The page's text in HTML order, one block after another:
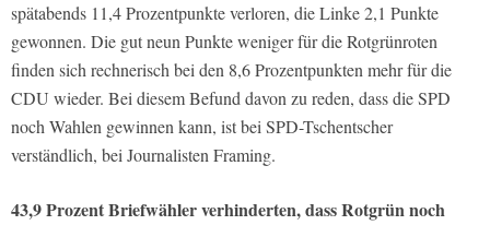
spätabends 11,4 Prozentpunkte verloren, die Linke 2,1 Punkte
gewonnen. Die gut neun Punkte weniger für die Rotgrünroten
finden sich rechnerisch bei den 8,6 Prozentpunkten mehr für die
CDU wieder. Bei diesem Befund davon zu reden, dass die SPD
noch Wahlen gewinnen kann, ist bei SPD-Tschentscher
verständlich, bei Journalisten Framing.
43,9 Prozent Briefwähler verhinderten, dass Rotgrün noch